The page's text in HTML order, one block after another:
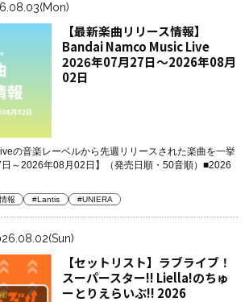
【最新楽曲リリース情報】
Bandai Namco Music Live
2026年07月27日～2026年08月
02日
の音楽レーベルから先週リリースされた楽曲を一挙
～2026年08月02日】（発売日順・50音順）■2026
報 #Lantis #UNIERA
【セットリスト】ラブライブ！
スーパースター!! Liella!のちゅ
ーとりえらいぶ!! 2026